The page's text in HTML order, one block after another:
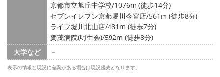
京都市立旭丘中学校/1076m (徒歩14分)
セブンイレブン京都堀川今宮店/561m (徒歩8分)
ライフ堀川北山店/481m (徒歩7分)
賀茂病院(明生会)/592m (徒歩8分)
大学など
－
表示の情報と現況に差異がある場合は現況優先となります。